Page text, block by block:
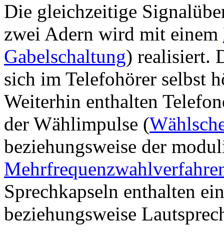
Die gleichzeitige
zwei Adern wird mit einem
Gabelschaltung) realisiert.
sich im Telefohörer selbst
Weiterhin enthalten
der Wählimpulse (
beziehungsweise der
Sprechkapseln enthalten
beziehungsweise